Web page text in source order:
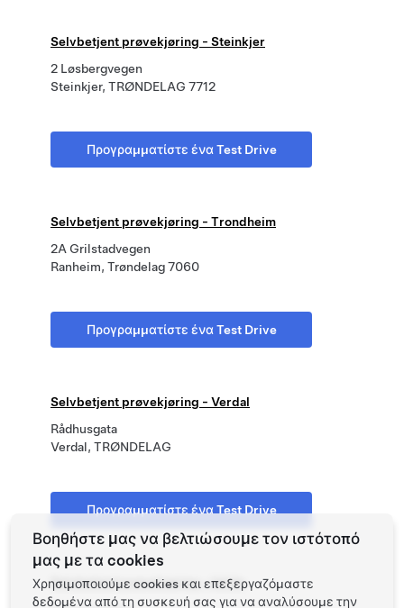
Selvbetjent prøvekjøring - Steinkjer
2 Løsbergvegen
Steinkjer, TRØNDELAG 7712
Προγραμματίστε ένα Test Drive
Selvbetjent prøvekjøring - Trondheim
2A Grilstadvegen
Ranheim, Trøndelag 7060
Προγραμματίστε ένα Test Drive
Selvbetjent prøvekjøring - Verdal
Rådhusgata
Verdal, TRØNDELAG
Προγραμματίστε ένα Test Drive
Selvbetjent prøvekjøring - Volda
Βοηθήστε μας να βελτιώσουμε τον ιστότοπό
μας με τα cookies
Χρησιμοποιούμε cookies και επεξεργαζόμαστε
δεδομένα από τη συσκευή σας για να αναλύσουμε την